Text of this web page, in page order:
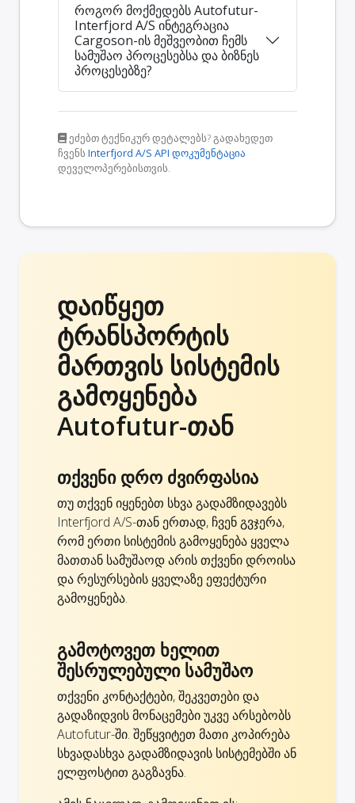
როგორ მოქმედებს Autofutur-
Interfjord A/S ინტეგრაცია
Cargoson-ის მეშვეობით ჩემს
სამუშაო პროცესებსა და ბიზნეს
პროცესებზე?
ეძებთ ტექნიკურ დეტალებს? გადახედეთ
ჩვენს Interfjord A/S API დოკუმენტაცია
დეველოპერებისთვის.
დაიწყეთ
ტრანსპორტის
მართვის სისტემის
გამოყენება
Autofutur-თან
თქვენი დრო ძვირფასია
თუ თქვენ იყენებთ სხვა გადამზიდავებს
Interfjord A/S-თან ერთად, ჩვენ გვჯერა,
რომ ერთი სისტემის გამოყენება ყველა
მათთან სამუშაოდ არის თქვენი დროისა
და რესურსების ყველაზე ეფექტური
გამოყენება.
გამოტოვეთ ხელით
შესრულებული სამუშაო
თქვენი კონტაქტები, შეკვეთები და
გადაზიდვის მონაცემები უკვე არსებობს
Autofutur-ში. შეწყვიტეთ მათი კოპირება
სხვადასხვა გადამზიდავის სისტემებში ან
ელფოსტით გაგზავნა.